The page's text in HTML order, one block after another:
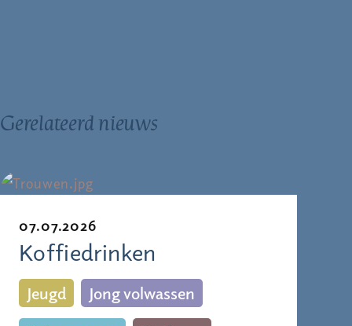
Gerelateerd nieuws
07.07.2026
Koffiedrinken
Jeugd
Jong volwassen